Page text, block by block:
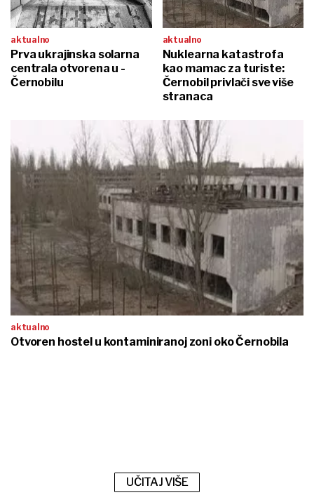
aktualno
Prva ukrajinska solarna
centrala otvorena u -
Černobilu
aktualno
Nuklearna katastrofa
kao mamac za turiste:
Černobil privlači sve više
stranaca
aktualno
Otvoren hostel u kontaminiranoj zoni oko Černobila
UČITAJ VIŠE